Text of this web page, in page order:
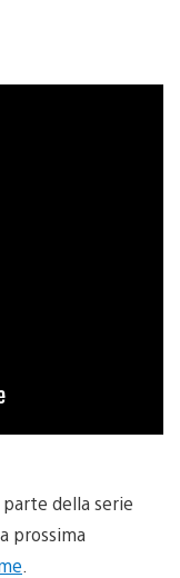
della serie
prossima